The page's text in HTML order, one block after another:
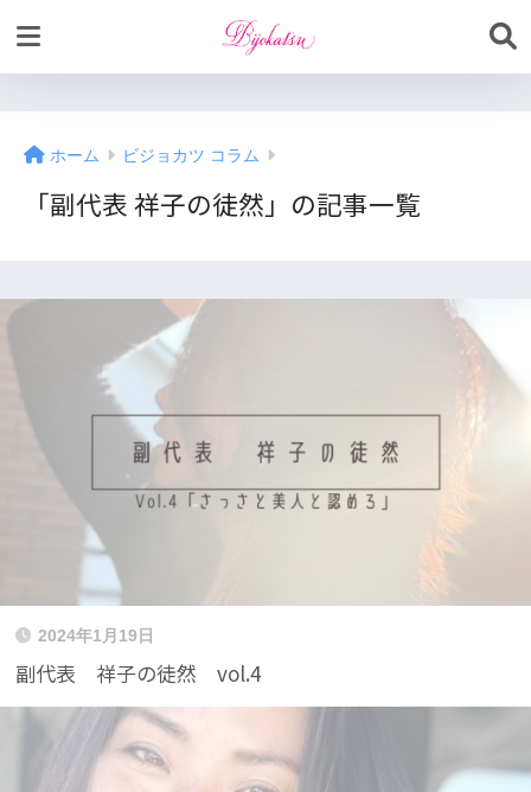
ホーム ビジョカツ コラム
「副代表 祥子の徒然」の記事一覧
2024年1月19日
副代表 祥子の徒然 vol.4